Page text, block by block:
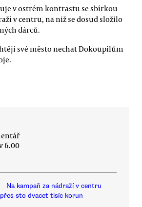
v ostrém kontrastu se sbírkou
v centru, na niž se dosud složilo
dárců.
své město nechat Dokoupilům
6.00
Na kampaň za nádraží v centru
sto dvacet tisíc korun